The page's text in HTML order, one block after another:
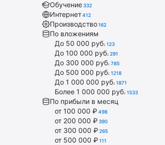
Обучение332
Интернет412
Производство162
По вложениям
До 50 000 руб. 123
До 100 000 руб. 291
До 300 000 руб. 785
До 500 000 руб. 1218
До 1 000 000 руб. 1871
Более 1 000 000 руб. 1533
По прибыли в месяц
от 100 000 ₽ 498
от 200 000 ₽ 390
от 300 000 ₽ 265
от 500 000 ₽ 111